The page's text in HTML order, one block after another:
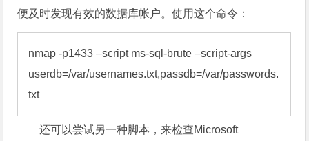
便及时发现有效的数据库帐户。使用这个命令：
nmap -p1433 –script ms-sql-brute –script-args
userdb=/var/usernames.txt,passdb=/var/passwords.
txt
还可以尝试另一种脚本，来检查Microsoft